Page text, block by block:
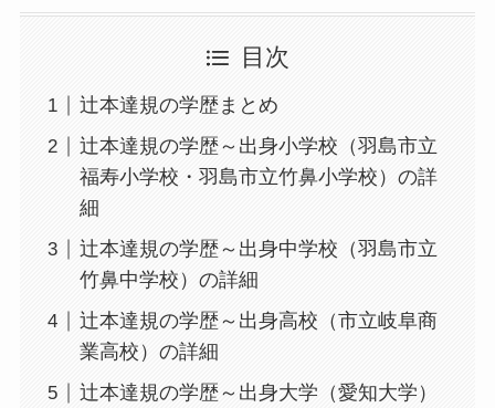
目次
辻本達規の学歴まとめ
辻本達規の学歴～出身小学校（羽島市立
福寿小学校・羽島市立竹鼻小学校）の詳
細
辻本達規の学歴～出身中学校（羽島市立
竹鼻中学校）の詳細
辻本達規の学歴～出身高校（市立岐阜商
業高校）の詳細
辻本達規の学歴～出身大学（愛知大学）